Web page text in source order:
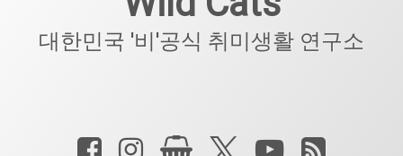
반려동물
대한민국 '비'공식 취미생활 연구소
페이스북인스타그램
상점 X.comYouTube
RSS